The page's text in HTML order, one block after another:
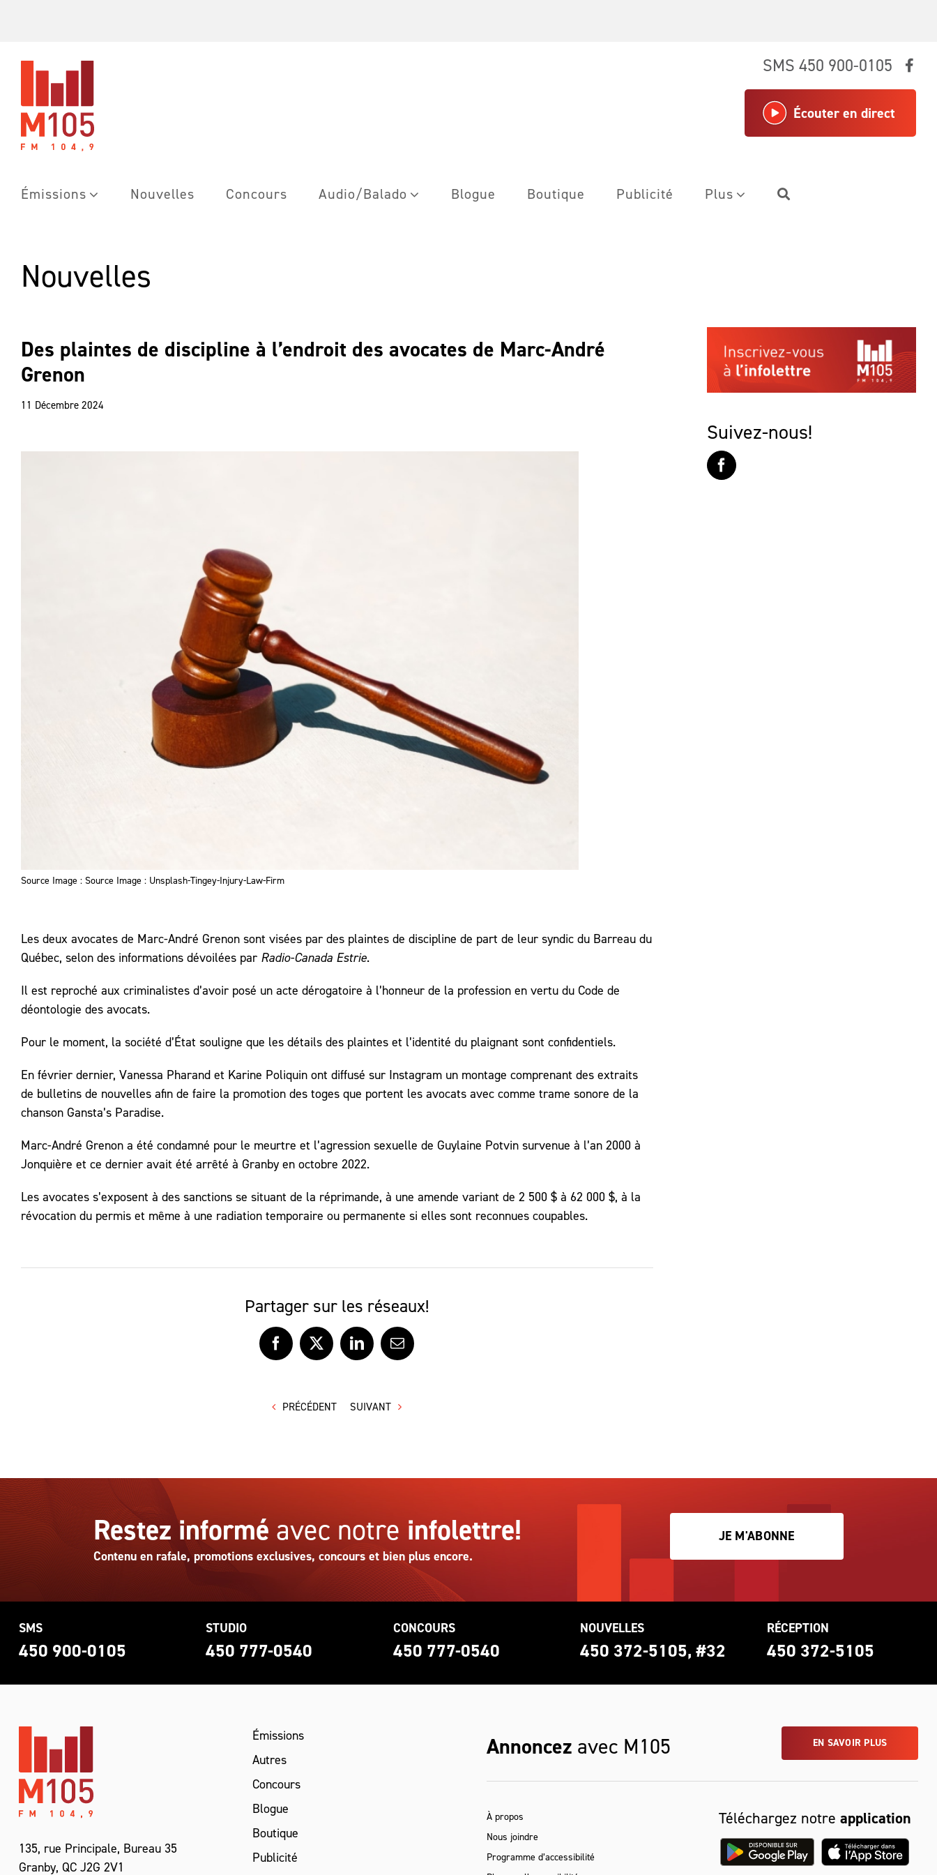
SMS 450 900-0105
Écouter en direct
Émissions Nouvelles Concours Audio/Balado Blogue Boutique Publicité Plus
Nouvelles
Des plaintes de discipline à l’endroit des avocates de Marc-André
Grenon
11 Décembre 2024
Source Image : Source Image : Unsplash-Tingey-Injury-Law-Firm
Les deux avocates de Marc-André Grenon sont visées par des plaintes de discipline de part de leur syndic du Barreau du
Québec, selon des informations dévoilées par Radio-Canada Estrie.
Il est reproché aux criminalistes d’avoir posé un acte dérogatoire à l’honneur de la profession en vertu du Code de
déontologie des avocats.
Pour le moment, la société d’État souligne que les détails des plaintes et l’identité du plaignant sont confidentiels.
En février dernier, Vanessa Pharand et Karine Poliquin ont diffusé sur Instagram un montage comprenant des extraits
de bulletins de nouvelles afin de faire la promotion des toges que portent les avocats avec comme trame sonore de la
chanson Gansta’s Paradise.
Marc-André Grenon a été condamné pour le meurtre et l’agression sexuelle de Guylaine Potvin survenue à l’an 2000 à
Jonquière et ce dernier avait été arrêté à Granby en octobre 2022.
Les avocates s’exposent à des sanctions se situant de la réprimande, à une amende variant de 2 500 $ à 62 000 $, à la
révocation du permis et même à une radiation temporaire ou permanente si elles sont reconnues coupables.
Partager sur les réseaux!
Facebook
X LinkedInCourriel
PRÉCÉDENT SUIVANT
Suivez-nous!
Restez informé avec notre infolettre!
Contenu en rafale, promotions exclusives, concours et bien plus encore.
JE M'ABONNE
SMS
450 900-0105
STUDIO
450 777-0540
CONCOURS
450 777-0540
NOUVELLES
450 372-5105, #32
RÉCEPTION
450 372-5105
135, rue Principale, Bureau 35
Granby, QC J2G 2V1
Émissions
Autres
Concours
Blogue
Boutique
Publicité
Annoncez avec M105 EN SAVOIR PLUS
À propos
Nous joindre
Programme d’accessibilité
Téléchargez notre application